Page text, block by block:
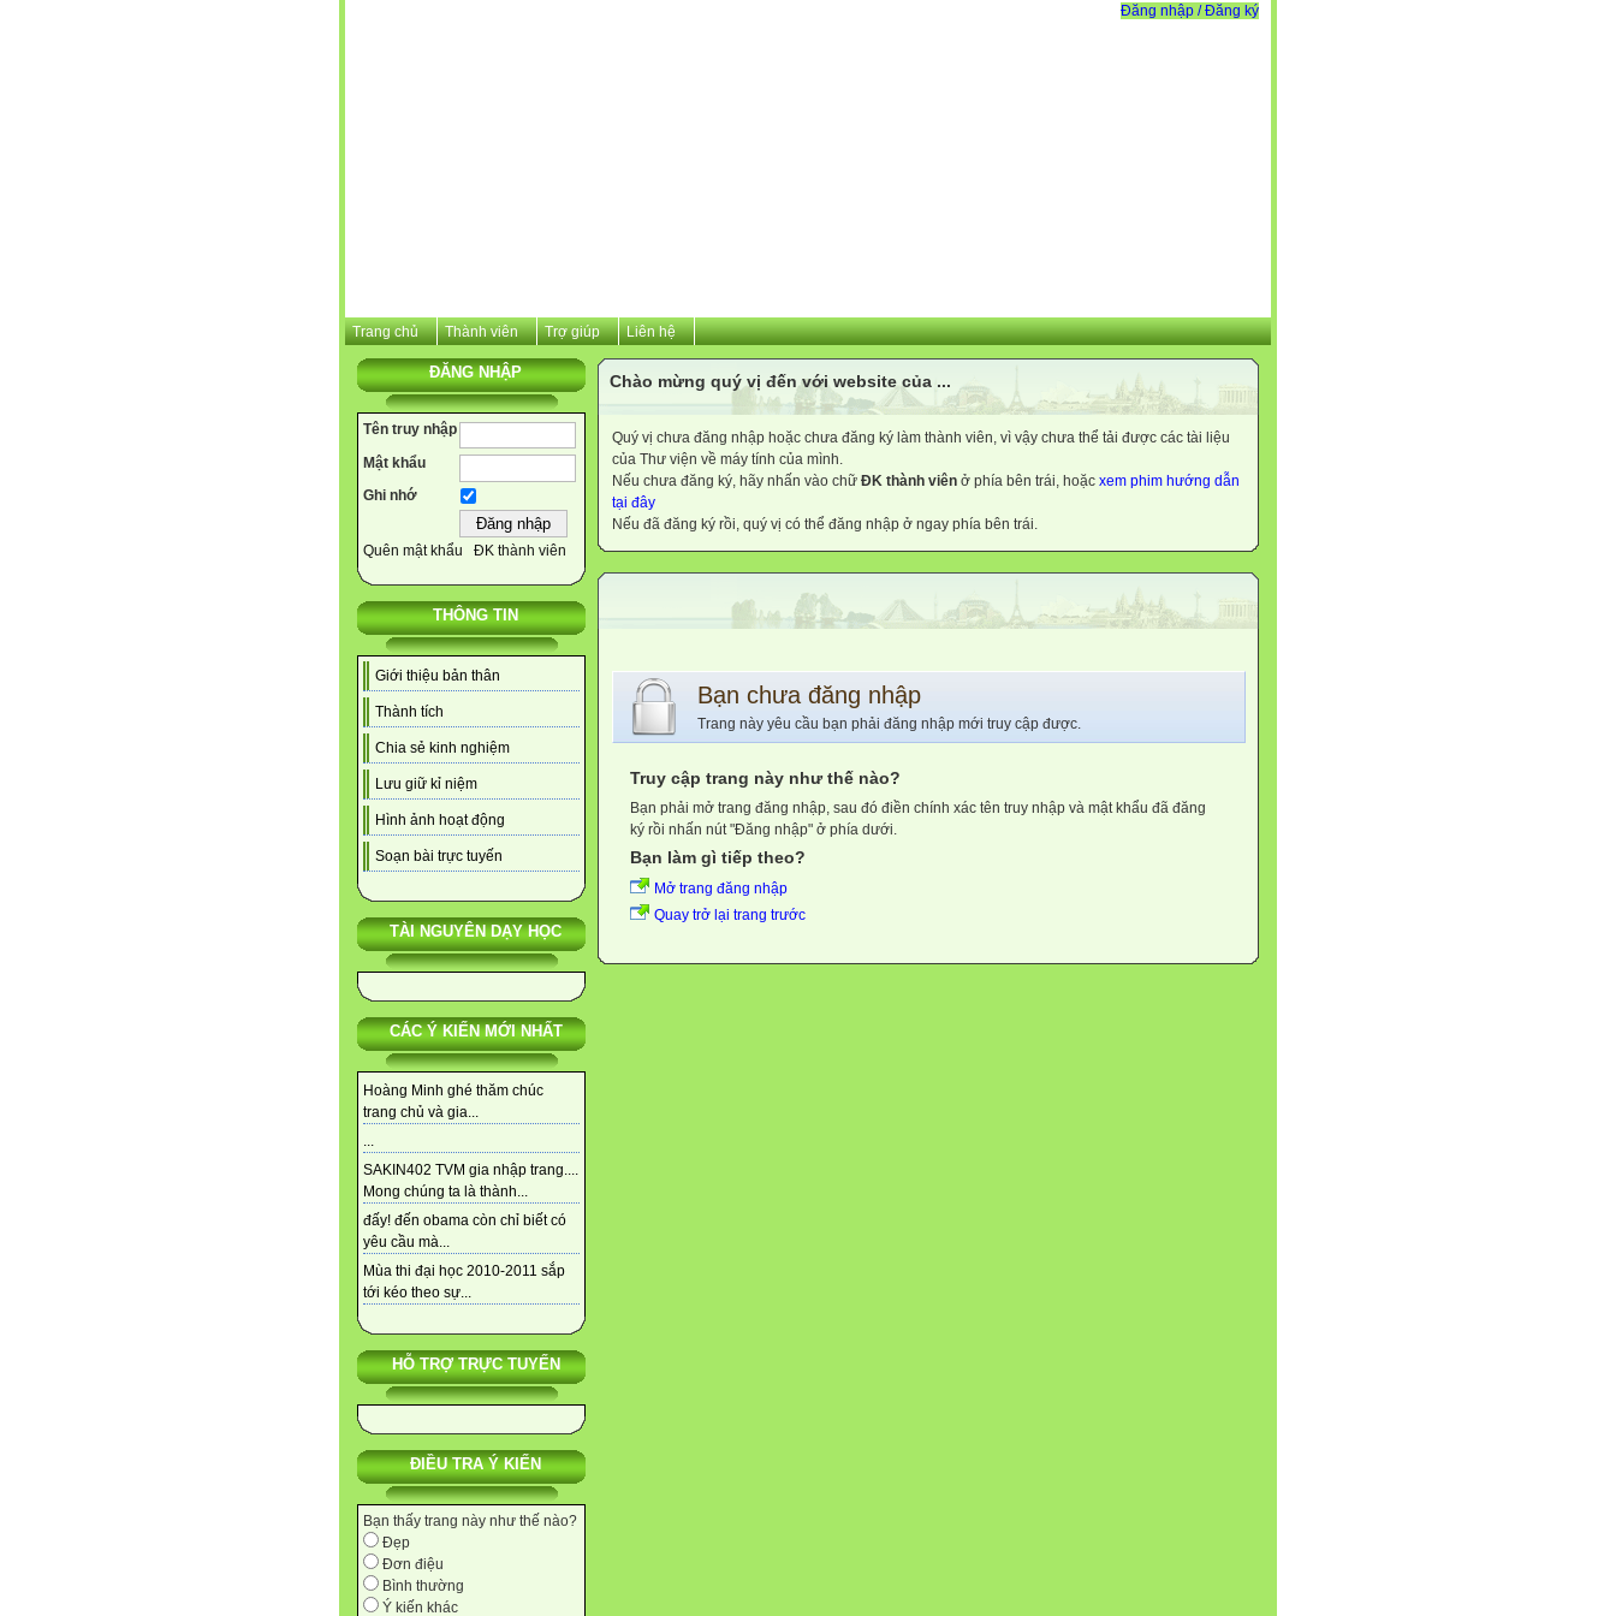
Đăng nhập / Đăng ký
Trang chủ Thành viên Trợ giúp Liên hệ
ĐĂNG NHẬP
Tên truy nhập
Mật khẩu
Ghi nhớ
Quên mật khẩu ĐK thành viên
THÔNG TIN
Giới thiệu bản thân
Thành tích
Chia sẻ kinh nghiệm
Lưu giữ kỉ niệm
Hình ảnh hoạt động
Soạn bài trực tuyến
TÀI NGUYÊN DẠY HỌC
CÁC Ý KIẾN MỚI NHẤT
Hoàng Minh ghé thăm chúc
trang chủ và gia...
...
SAKIN402 TVM gia nhập trang....
Mong chúng ta là thành...
đấy! đến obama còn chỉ biết có
yêu cầu mà...
Mùa thi đại học 2010-2011 sắp
tới kéo theo sự...
HỖ TRỢ TRỰC TUYẾN
ĐIỀU TRA Ý KIẾN
Bạn thấy trang này như thế nào?
Đẹp
Đơn điệu
Bình thường
Ý kiến khác
Chào mừng quý vị đến với website của ...
Quý vị chưa đăng nhập hoặc chưa đăng ký làm thành viên, vì vậy chưa thể tải được các tài liệu
của Thư viện về máy tính của mình.
Nếu chưa đăng ký, hãy nhấn vào chữ ĐK thành viên ở phía bên trái, hoặc xem phim hướng dẫn
tại đây
Nếu đã đăng ký rồi, quý vị có thể đăng nhập ở ngay phía bên trái.
Bạn chưa đăng nhập
Trang này yêu cầu bạn phải đăng nhập mới truy cập được.
Truy cập trang này như thế nào?
Bạn phải mở trang đăng nhập, sau đó điền chính xác tên truy nhập và mật khẩu đã đăng
ký rồi nhấn nút "Đăng nhập" ở phía dưới.
Bạn làm gì tiếp theo?
Mở trang đăng nhập
Quay trở lại trang trước